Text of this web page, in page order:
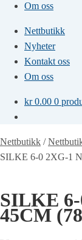
Om oss
Nettbutikk
Nyheter
Kontakt oss
Om oss
kr0.00 0
Nettbutikk /
SILKE 6-0 2XG-1
SILKE
45CM